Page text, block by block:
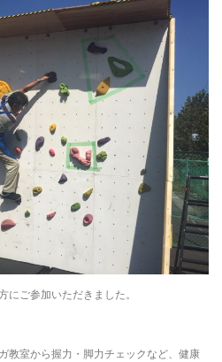
ご参加いただきました。
教室から握力・脚力チェックなど、健康